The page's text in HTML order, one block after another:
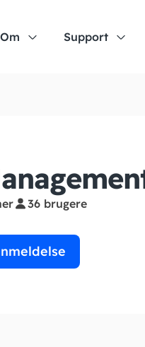
Om Support
36 brugere